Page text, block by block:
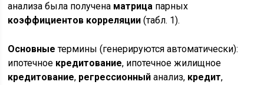
анализа была получена матрица парных
коэффициентов корреляции (табл. 1).
Основные термины (генерируются автоматически):
ипотечное кредитование, ипотечное жилищное
кредитование, регрессионный анализ, кредит,